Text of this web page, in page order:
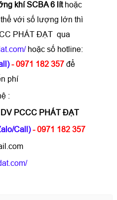
khí SCBA 6 lít hoặc
với số lượng lớn thì
PHÁT ĐẠT qua
hoặc số hotline:
- 0971 182 357 để
phí
:
PCCC PHÁT ĐẠT
Call) - 0971 182 357